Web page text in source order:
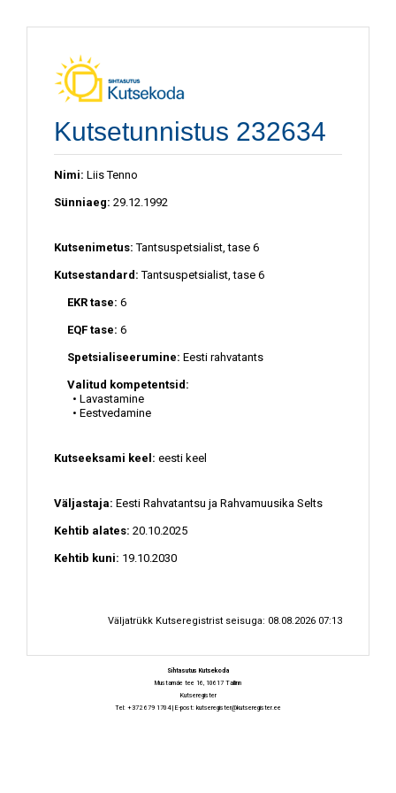
Kutsetunnistus 232634
Nimi: Liis Tenno
Sünniaeg: 29.12.1992
Kutsenimetus:Tantsuspetsialist, tase 6
Kutsestandard:Tantsuspetsialist, tase 6
EKR tase: 6
EQF tase: 6
Spetsialiseerumine: Eesti rahvatants
Valitud kompetentsid:
• Lavastamine
• Eestvedamine
Kutseeksami keel: eesti keel
Väljastaja: Eesti Rahvatantsu ja Rahvamuusika Selts
Kehtib alates: 20.10.2025
Kehtib kuni: 19.10.2030
Väljatrükk Kutseregistrist seisuga: 08.08.2026 07:13
Sihtasutus Kutsekoda
Mustamäe tee 16, 10617 Tallinn
Kutseregister
Tel: +372 679 1704 | E-post: kutseregister@kutseregister.ee